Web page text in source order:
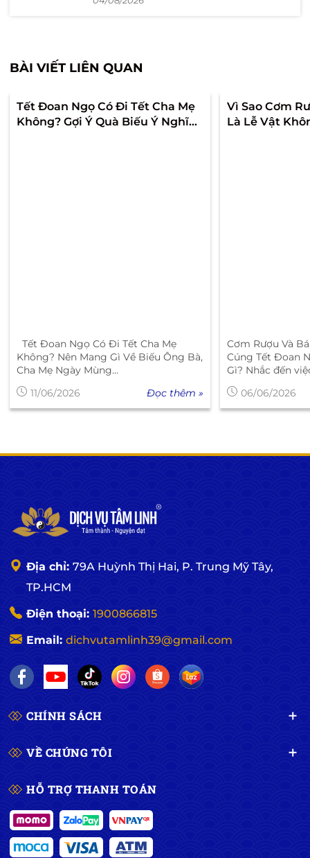
BÀI VIẾT LIÊN QUAN
Tết Đoan Ngọ Có Đi Tết Cha Mẹ
Không? Gợi Ý Quà Biếu Ý Nghĩa
Không? Nên Mang Gì Về Biếu Ông Bà,
Cha Mẹ Ngày Mùng...
11/06/2026
Đọc thêm »
Vì Sao Cơm
Là Lễ Vật
Cơm Rượu Và
Cúng Tết Đoan
Gì? Nhắc đến
06/06/2026
Địa chỉ: 79A Huỳnh Thị Hai, P. Trung Mỹ Tây,
TP.HCM
Điện thoại: 1900866815
Email: dichvutamlinh39@gmail.com
CHÍNH SÁCH
VỀ CHÚNG TÔI
HỖ TRỢ THANH TOÁN